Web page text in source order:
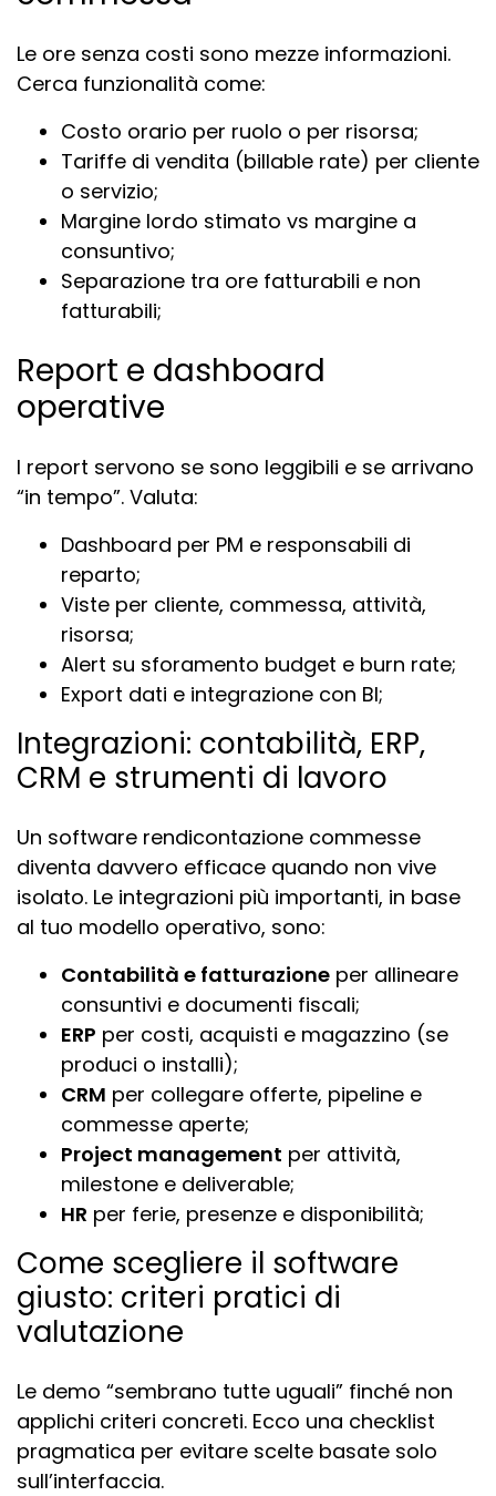
Le ore senza costi sono mezze informazioni.
Cerca funzionalità come:
Costo orario per ruolo o per risorsa;
Tariffe di vendita (billable rate) per cliente
o servizio;
Margine lordo stimato vs margine a
consuntivo;
Separazione tra ore fatturabili e non
fatturabili;
Report e dashboard
operative
I report servono se sono leggibili e se arrivano
“in tempo”. Valuta:
Dashboard per PM e responsabili di
reparto;
Viste per cliente, commessa, attività,
risorsa;
Alert su sforamento budget e burn rate;
Export dati e integrazione con BI;
Integrazioni: contabilità, ERP,
CRM e strumenti di lavoro
Un software rendicontazione commesse
diventa davvero efficace quando non vive
isolato. Le integrazioni più importanti, in base
al tuo modello operativo, sono:
Contabilità e fatturazione per allineare
consuntivi e documenti fiscali;
ERP per costi, acquisti e magazzino (se
produci o installi);
CRM per collegare offerte, pipeline e
commesse aperte;
Project management per attività,
milestone e deliverable;
HR per ferie, presenze e disponibilità;
Come scegliere il software
giusto: criteri pratici di
valutazione
Le demo “sembrano tutte uguali” finché non
applichi criteri concreti. Ecco una checklist
pragmatica per evitare scelte basate solo
sull’interfaccia.